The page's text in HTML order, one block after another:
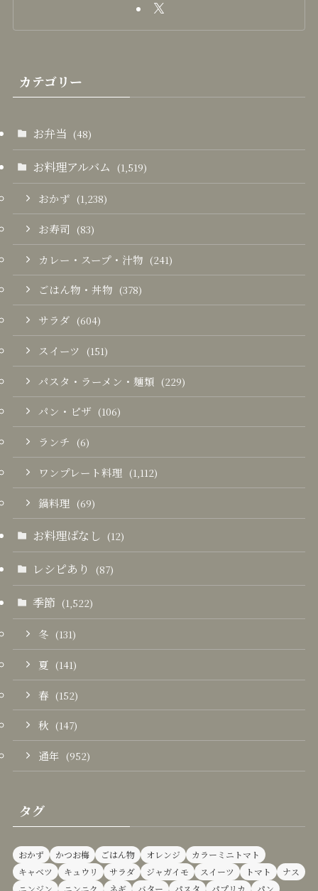
カテゴリー
お弁当 (48)
お料理アルバム (1,519)
おかず (1,238)
お寿司 (83)
カレー・スープ・汁物 (241)
ごはん物・丼物 (378)
サラダ (604)
スイーツ (151)
パスタ・ラーメン・麺類 (229)
パン・ピザ (106)
ランチ (6)
ワンプレート料理 (1,112)
鍋料理 (69)
お料理ばなし (12)
レシピあり (87)
季節 (1,522)
冬 (131)
夏 (141)
春 (152)
秋 (147)
通年 (952)
タグ
おかず かつお梅 ごはん物 オレンジ
カラーミニトマト
キャベツ
キュウリ サラダ ジャガイモ スイーツ トマト
ナス
ニンジン
ニンニク ネギ バター パスタ パプリカ パン